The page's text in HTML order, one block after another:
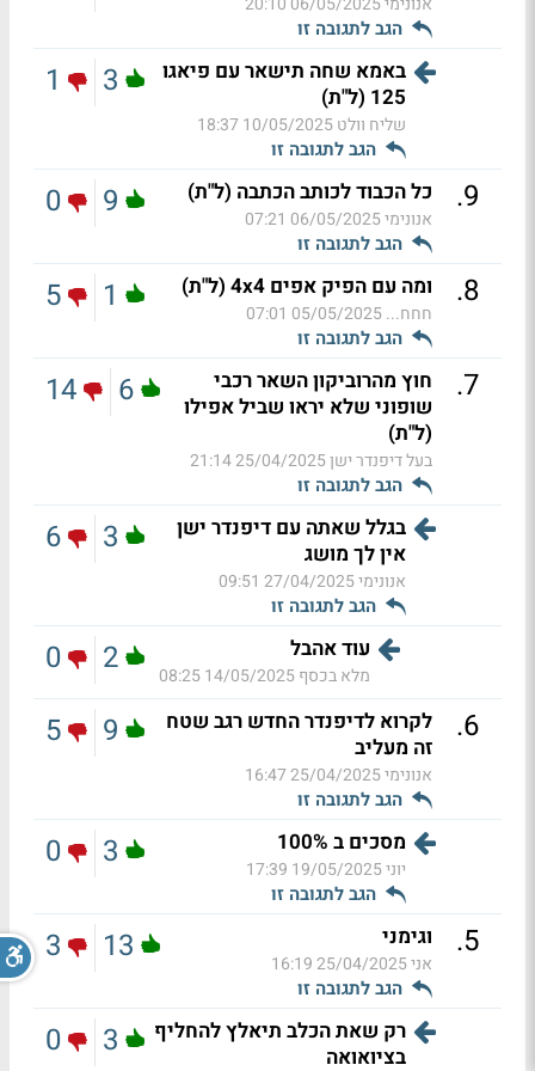
הגב לתגובה זו
באמא שחה תישאר עם פיאגו
125 (ל"ת)
שליח וולט10/05/2025 18:37
הגב לתגובה זו
3
1
9
. כל הכבוד לכותב הכתבה (ל"ת)
אנונימי06/05/2025 07:21
הגב לתגובה זו
9
0
8
. ומה עם הפיק אפים 4x4 (ל"ת)
חחח...05/05/2025 07:01
הגב לתגובה זו
1
5
7
.
חוץ מהרוביקון השאר רכבי
שופוני שלא יראו שביל אפילו
(ל"ת)
בעל דיפנדר ישן25/04/2025 21:14
הגב לתגובה זו
6
14
בגלל שאתה עם דיפנדר ישן
אין לך מושג
אנונימי27/04/2025 09:51
הגב לתגובה זו
3
6
עוד אהבל
מלא בכסף14/05/2025 08:25
2
0
6
.
לקרוא לדיפנדר החדש רגב שטח
זה מעליב
אנונימי25/04/2025 16:47
הגב לתגובה זו
9
5
מסכים ב 100%
יוני19/05/2025 17:39
הגב לתגובה זו
3
0
5
. וגימני
אני25/04/2025 16:19
הגב לתגובה זו
13
3
רק שאת הכלב תיאלץ להחליף
בציואואה
3
0